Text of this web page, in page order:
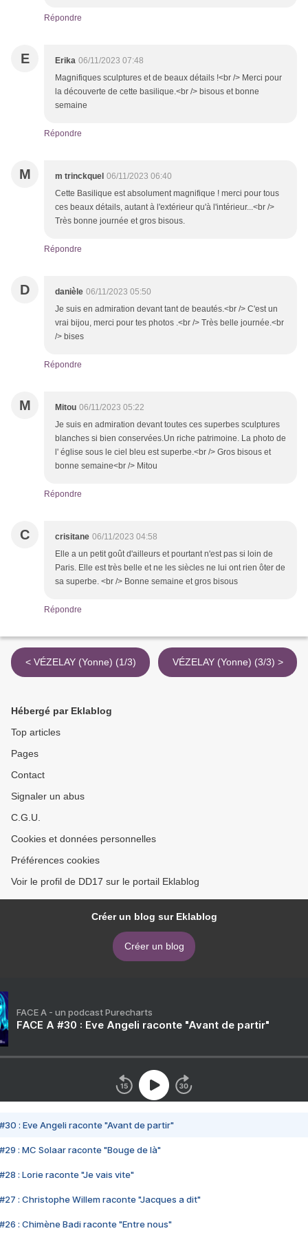
Répondre
E Erika 06/11/2023 07:48
Magnifiques sculptures et de beaux détails !<br /> Merci pour
la découverte de cette basilique.<br /> bisous et bonne
semaine
Répondre
M m trinckquel 06/11/2023 06:40
Cette Basilique est absolument magnifique ! merci pour tous
ces beaux détails, autant à l'extérieur qu'à l'intérieur...<br />
Très bonne journée et gros bisous.
Répondre
D danièle 06/11/2023 05:50
Je suis en admiration devant tant de beautés.<br /> C'est un
vrai bijou, merci pour tes photos .<br /> Très belle journée.<br
/> bises
Répondre
M Mitou 06/11/2023 05:22
Je suis en admiration devant toutes ces superbes sculptures
blanches si bien conservées.Un riche patrimoine. La photo de
l' église sous le ciel bleu est superbe.<br /> Gros bisous et
bonne semaine<br /> Mitou
Répondre
C crisitane 06/11/2023 04:58
Elle a un petit goût d'ailleurs et pourtant n'est pas si loin de
Paris. Elle est très belle et ne les siècles ne lui ont rien ôter de
sa superbe. <br /> Bonne semaine et gros bisous
Répondre
< VÉZELAY (Yonne) (1/3) VÉZELAY (Yonne) (3/3) >
Hébergé par Eklablog
Top articles
Pages
Contact
Signaler un abus
C.G.U.
Cookies et données personnelles
Préférences cookies
Voir le profil de DD17 sur le portail Eklablog
Créer un blog sur Eklablog
Créer un blog
FACE A - un podcast Purecharts
FACE A #30 : Eve Angeli raconte "Avant de partir"
#30 : Eve Angeli raconte "Avant de partir"
#29 : MC Solaar raconte "Bouge de là"
#28 : Lorie raconte "Je vais vite"
#27 : Christophe Willem raconte "Jacques a dit"
#26 : Chimène Badi raconte "Entre nous"